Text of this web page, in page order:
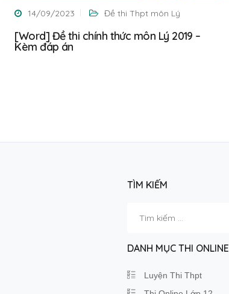
14/09/2023 Đề thi Thpt môn Lý
[Word] Đề thi chính thức môn Lý 2019 –
Kèm đáp án
TÌM KIẾM
kiếm
DANH MỤC THI ONLINE
Luyện Thi Thpt